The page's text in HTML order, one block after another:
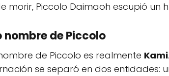
morir, Piccolo Daimaoh escupió un
nombre de Piccolo
de Piccolo es realmente Kami
se separó en dos entidades: